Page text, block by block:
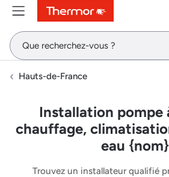
ContenuMenuRecherche
Hauts-de-France
Installation pompe
chauffage,
eau {nom}
Trouvez un installateur qualifié